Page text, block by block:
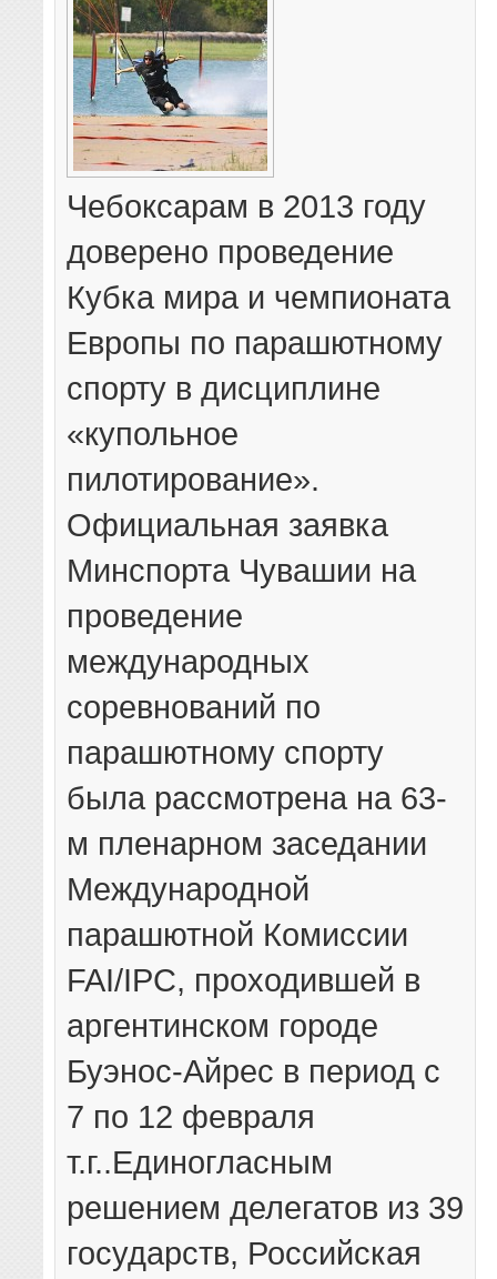
Чебоксарам в 2013 году
доверено проведение
Кубка мира и чемпионата
Европы по парашютному
спорту в дисциплине
«купольное
пилотирование».
Официальная заявка
Минспорта Чувашии на
проведение
международных
соревнований по
парашютному спорту
была рассмотрена на 63-
м пленарном заседании
Международной
парашютной Комиссии
FAI/IPC, проходившей в
аргентинском городе
Буэнос-Айрес в период с
7 по 12 февраля
т.г..Единогласным
решением делегатов из 39
государств, Российская